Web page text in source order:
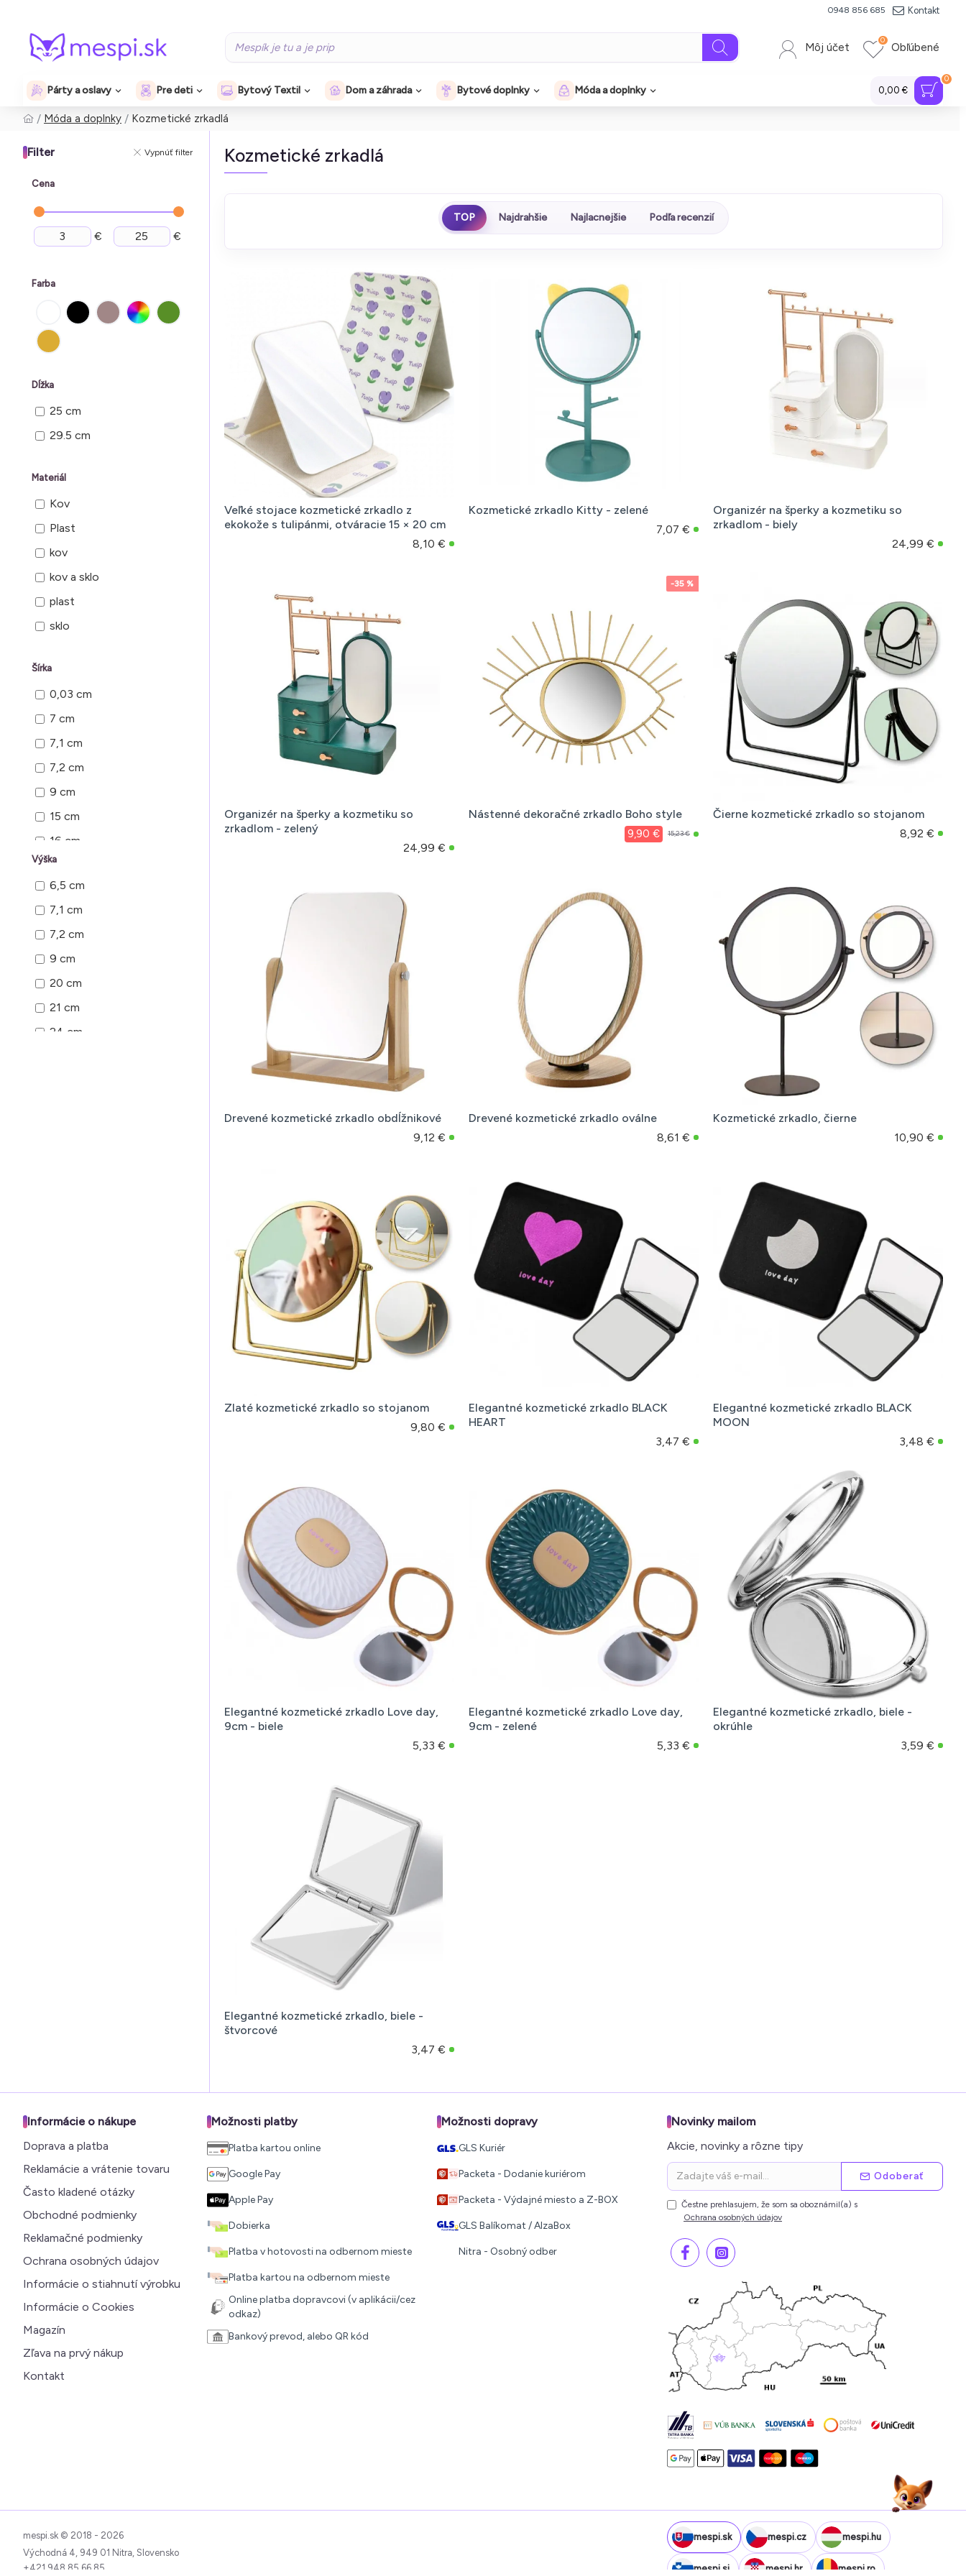
0948 856 685 Kontakt
Môj účet Obľúbené
0
Párty a oslavy Pre deti Bytový Textil Dom a záhrada Bytové doplnky Móda a doplnky 0,00 €
0
Móda a doplnky Kozmetické zrkadlá
Filter Vypnúť filter
Cena
€ €
Šírka
0,03 cm
7 cm
7,1 cm
7,2 cm
9 cm
15 cm
16 cm
22 cm
Výška
6,5 cm
7,1 cm
7,2 cm
9 cm
20 cm
21 cm
24 cm
Dĺžka
25 cm
29.5 cm
Materiál
Kov
Plast
kov
kov a sklo
plast
sklo
Farba
Kozmetické zrkadlá
TOP Najdrahšie Najlacnejšie Podľa recenzií
Veľké stojace kozmetické zrkadlo z
ekokože s tulipánmi, otváracie 15 × 20 cm
8,10 €
Kozmetické zrkadlo Kitty - zelené
7,07 €
Organizér na šperky a kozmetiku so
zrkadlom - biely
24,99 €
Organizér na šperky a kozmetiku so
zrkadlom - zelený
24,99 €
-35 %
Nástenné dekoračné zrkadlo Boho style
9,90 € 15,23 €
Čierne kozmetické zrkadlo so stojanom
8,92 €
Drevené kozmetické zrkadlo obdĺžnikové
9,12 €
Drevené kozmetické zrkadlo oválne
8,61 €
Kozmetické zrkadlo, čierne
10,90 €
Zlaté kozmetické zrkadlo so stojanom
9,80 €
Elegantné kozmetické zrkadlo BLACK
HEART
3,47 €
Elegantné kozmetické zrkadlo BLACK
MOON
3,48 €
Elegantné kozmetické zrkadlo Love day,
9cm - biele
5,33 €
Elegantné kozmetické zrkadlo Love day,
9cm - zelené
5,33 €
Elegantné kozmetické zrkadlo, biele -
okrúhle
3,59 €
Elegantné kozmetické zrkadlo, biele -
štvorcové
3,47 €
Informácie o nákupe
Doprava a platba
Reklamácie a vrátenie tovaru
Často kladené otázky
Obchodné podmienky
Reklamačné podmienky
Ochrana osobných údajov
Informácie o stiahnutí výrobku
Informácie o Cookies
Magazín
Zľava na prvý nákup
Kontakt
Možnosti platby
Platba kartou online
Google Pay
Apple Pay
Dobierka
Platba v hotovosti na odbernom mieste
Platba kartou na odbernom mieste
Online platba dopravcovi (v aplikácii/cez
odkaz)
Bankový prevod, alebo QR kód
Možnosti dopravy
GLS Kuriér
Packeta - Dodanie kuriérom
Packeta - Výdajné miesto a Z-BOX
GLS Balíkomat / AlzaBox
Nitra - Osobný odber
Novinky mailom
Akcie, novinky a rôzne tipy
Odoberať
Čestne prehlasujem, že som sa oboznámil(a) s
Ochrana osobných údajov
mespi.sk © 2018 - 2026
Východná 4, 949 01 Nitra, Slovensko
+421 948 85 66 85
mespi.sk mespi.cz mespi.hu
mespi.si mespi.hr mespi.ro